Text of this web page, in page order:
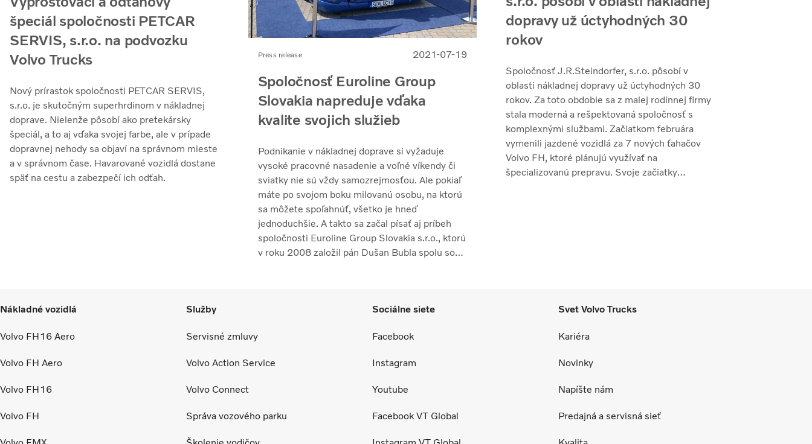
špeciál spoločnosti PETCAR
SERVIS, s.r.o. na podvozku
Volvo Trucks
Nový prírastok spoločnosti PETCAR SERVIS,
s.r.o. je skutočným superhrdinom v nákladnej
doprave. Nielenže pôsobí ako pretekársky
špeciál, a to aj vďaka svojej farbe, ale v prípade
dopravnej nehody sa objaví na správnom mieste
a v správnom čase. Havarované vozidlá dostane
späť na cestu a zabezpečí ich odťah.
Press release 2021-07-19
Spoločnosť Euroline Group
Slovakia napreduje vďaka
kvalite svojich služieb
Podnikanie v nákladnej doprave si vyžaduje
vysoké pracovné nasadenie a voľné víkendy či
sviatky nie sú vždy samozrejmosťou. Ale pokiaľ
máte po svojom boku milovanú osobu, na ktorú
sa môžete spoľahnúť, všetko je hneď
jednoduchšie. A takto sa začal písať aj príbeh
spoločnosti Euroline Group Slovakia s.r.o., ktorú
v roku 2008 založil pán Dušan Bubla spolu so
dopravy už úctyhodných 30
rokov
Spoločnosť J.R.Steindorfer, s.r.o. pôsobí v
oblasti nákladnej dopravy už úctyhodných 30
rokov. Za toto obdobie sa z malej rodinnej firmy
stala moderná a rešpektovaná spoločnosť s
komplexnými službami. Začiatkom februára
vymenili jazdené vozidlá za 7 nových ťahačov
Volvo FH, ktoré plánujú využívať na
špecializovanú prepravu. Svoje začiatky
Nákladné vozidlá
Volvo FH16 Aero
Volvo FH Aero
Volvo FH16
Volvo FH
Služby
Servisné zmluvy
Volvo Action Service
Volvo Connect
Správa vozového parku
Sociálne siete
Facebook
Instagram
Youtube
Facebook VT Global
Svet Volvo Trucks
Kariéra
Novinky
Napíšte nám
Predajná a servisná sieť